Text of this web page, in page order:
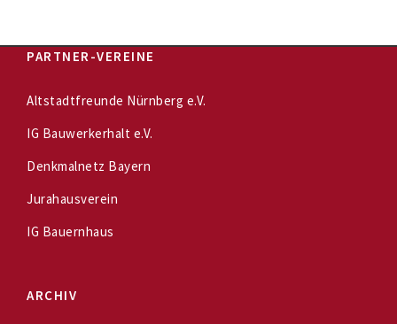
PARTNER-VEREINE
Altstadtfreunde Nürnberg e.V.
IG Bauwerkerhalt e.V.
Denkmalnetz Bayern
Jurahausverein
IG Bauernhaus
ARCHIV